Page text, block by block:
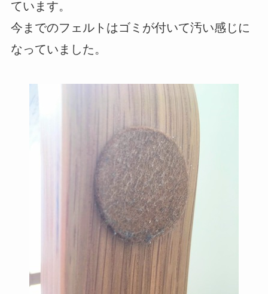
ています。
今までのフェルトはゴミが付いて汚い感じに
なっていました。